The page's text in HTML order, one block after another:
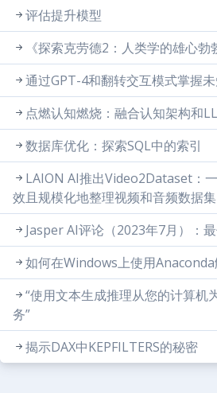
评估提升模型
《探索克劳德2：人类学的雄心勃
通过GPT-4和翻转交互模式掌握
点燃认知燃烧：融合认知架构和
数据库优化：探索SQL中的索引
LAION AI推出Video2Dataset：
效且规模化地整理视频和音频数据集
Jasper AI评论（2023年7月）：
如何在Windows上使用
“使用文本生成推理从您的计算机
务”
揭示DAX中KEPFILTERS的秘密